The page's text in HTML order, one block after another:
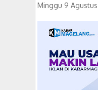
Minggu 9